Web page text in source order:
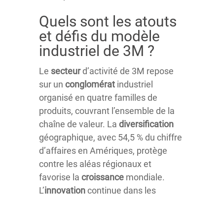
Quels sont les atouts
et défis du modèle
industriel de 3M ?
Le secteurd’activité de 3M repose
sur un conglomérat industriel
organisé en quatre familles de
produits, couvrant l’ensemble de la
chaîne de valeur. La diversification
géographique, avec 54,5 % du chiffre
d’affaires en Amériques, protège
contre les aléas régionaux et
favorise la croissance mondiale.
L’innovationcontinue dans les